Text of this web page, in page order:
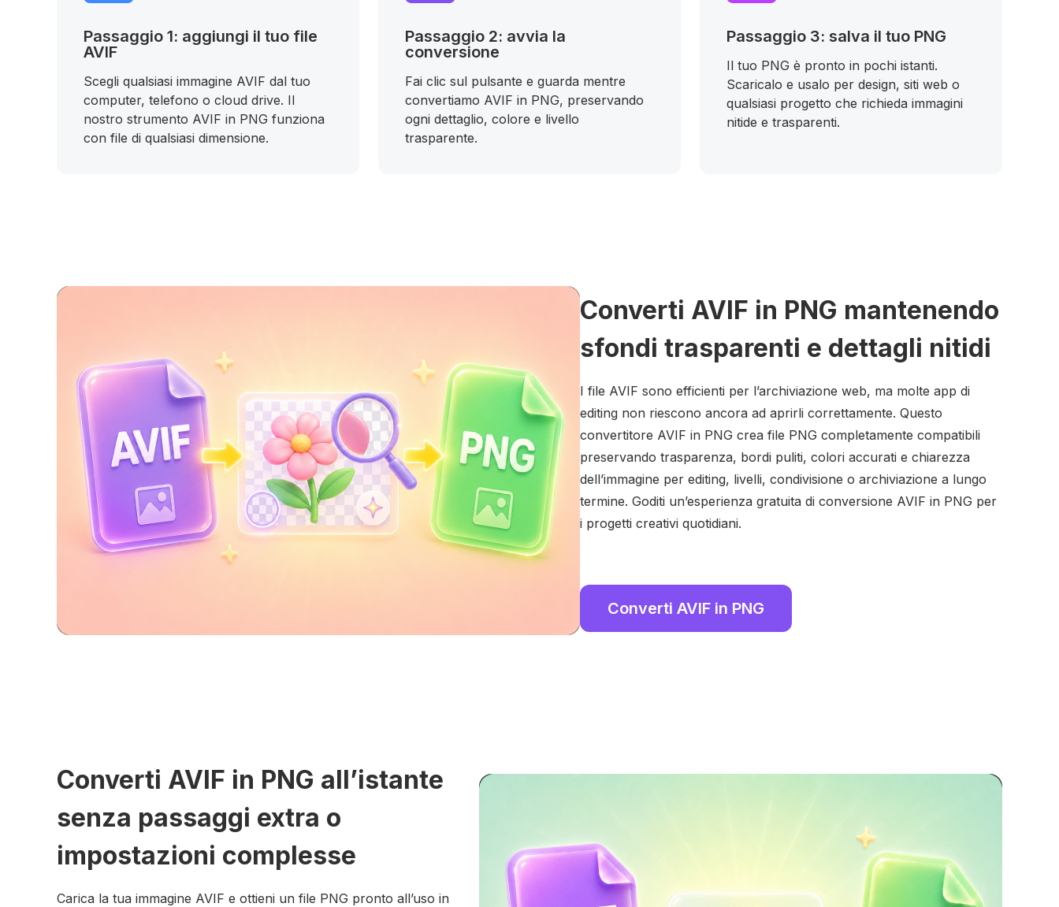
Passaggio 1: aggiungi il tuo file
AVIF
Scegli qualsiasi immagine AVIF dal tuo
computer, telefono o cloud drive. Il
nostro strumento AVIF in PNG funziona
con file di qualsiasi dimensione.
Passaggio 2: avvia la
conversione
Fai clic sul pulsante e guarda mentre
convertiamo AVIF in PNG, preservando
ogni dettaglio, colore e livello
trasparente.
Passaggio 3: salva il tuo PNG
Il tuo PNG è pronto in pochi istanti.
Scaricalo e usalo per design, siti web o
qualsiasi progetto che richieda immagini
nitide e trasparenti.
Converti AVIF in PNG mantenendo
sfondi trasparenti e dettagli nitidi
I file AVIF sono efficienti per l’archiviazione web, ma molte app di
editing non riescono ancora ad aprirli correttamente. Questo
convertitore AVIF in PNG crea file PNG completamente compatibili
preservando trasparenza, bordi puliti, colori accurati e chiarezza
dell’immagine per editing, livelli, condivisione o archiviazione a lungo
termine. Goditi un’esperienza gratuita di conversione AVIF in PNG per
i progetti creativi quotidiani.
Converti AVIF in PNG
Converti AVIF in PNG all’istante
senza passaggi extra o
impostazioni complesse
Carica la tua immagine AVIF e ottieni un file PNG pronto all’uso in